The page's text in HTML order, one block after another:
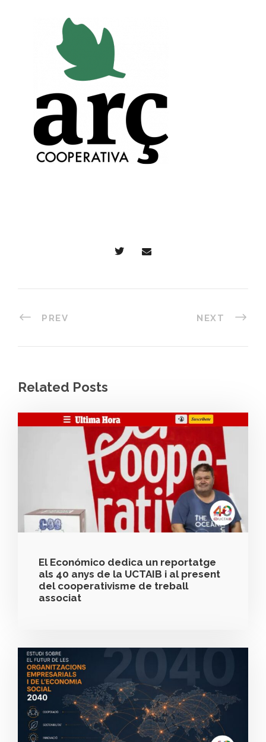
PREV NEXT
Related Posts
El Económico dedica un reportatge
als 40 anys de la UCTAIB i al present
del cooperativisme de treball
associat